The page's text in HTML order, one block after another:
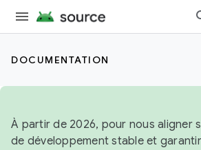
DOCUMENTATION
À partir de 2026, pour nous aligner
de développement stable et